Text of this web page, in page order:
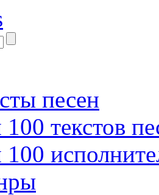
песен
текстов
100